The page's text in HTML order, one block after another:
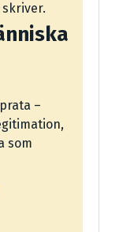
–
som